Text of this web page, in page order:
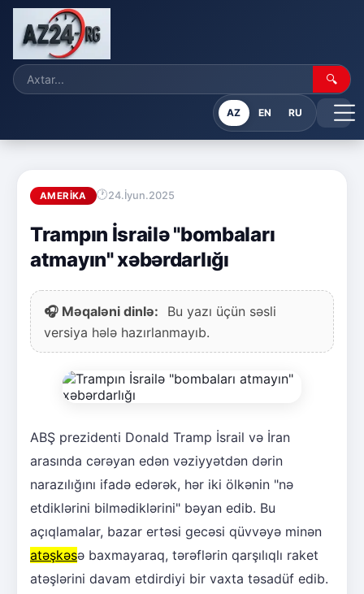
🔍
AZ EN RU
AMERIKA 24.İyun.2025
Trampın İsrailə "bombaları
atmayın" xəbərdarlığı
🎧 Məqaləni dinlə:
Bu yazı üçün səsli
versiya hələ hazırlanmayıb.
ABŞ prezidenti Donald Tramp İsrail və İran
arasında cərəyan edən vəziyyətdən dərin
narazılığını ifadə edərək, hər iki ölkənin "nə
etdiklərini bilmədiklərini" bəyan edib. Bu
açıqlamalar, bazar ertəsi gecəsi qüvvəyə minən
atəşkəsə baxmayaraq, tərəflərin qarşılıqlı raket
atəşlərini davam etdirdiyi bir vaxta təsadüf edib.